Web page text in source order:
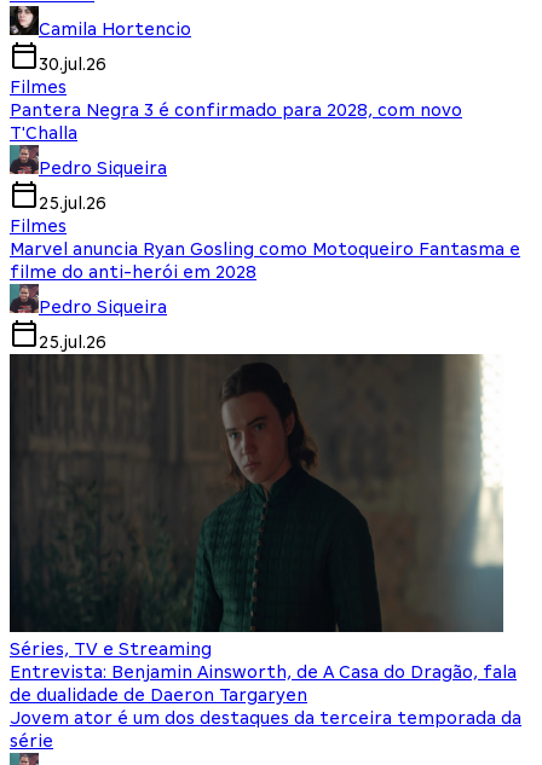
Camila Hortencio
30.jul.26
Filmes
Pantera Negra 3 é confirmado para 2028, com novo
T'Challa
Pedro Siqueira
25.jul.26
Filmes
Marvel anuncia Ryan Gosling como Motoqueiro Fantasma e
filme do anti-herói em 2028
Pedro Siqueira
25.jul.26
Séries, TV e Streaming
Entrevista: Benjamin Ainsworth, de A Casa do Dragão, fala
de dualidade de Daeron Targaryen
Jovem ator é um dos destaques da terceira temporada da
série